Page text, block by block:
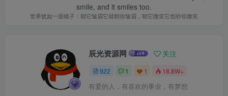
smile, and it smiles too.
世界犹如一面镜子：朝它皱眉它就朝你皱眉，朝它微笑它也吵你微笑
辰光资源网 关注
922 1 1 18.8W+
有爱的人，有喜欢的事业，有梦想